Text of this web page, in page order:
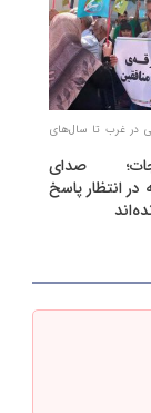
در غرب تا سال‌های
صدای
در انتظار پاسخ